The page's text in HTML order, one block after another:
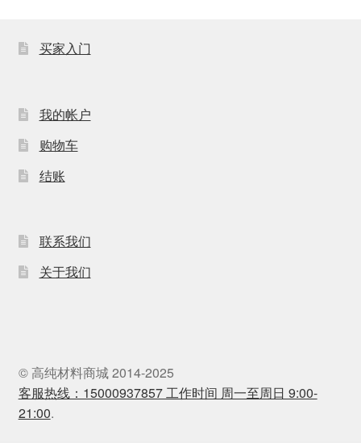
买家入门
我的帐户
购物车
结账
联系我们
关于我们
© 高纯材料商城 2014-2025
客服热线：15000937857 工作时间 周一至周日 9:00-
21:00.